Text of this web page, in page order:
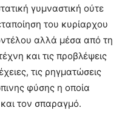
γυμναστική ούτε
του κυρίαρχου
αλλά μέσα από τη
και τις προβλέψεις
τις ρηγματώσεις
φύσης η οποία
τον σπαραγμό.